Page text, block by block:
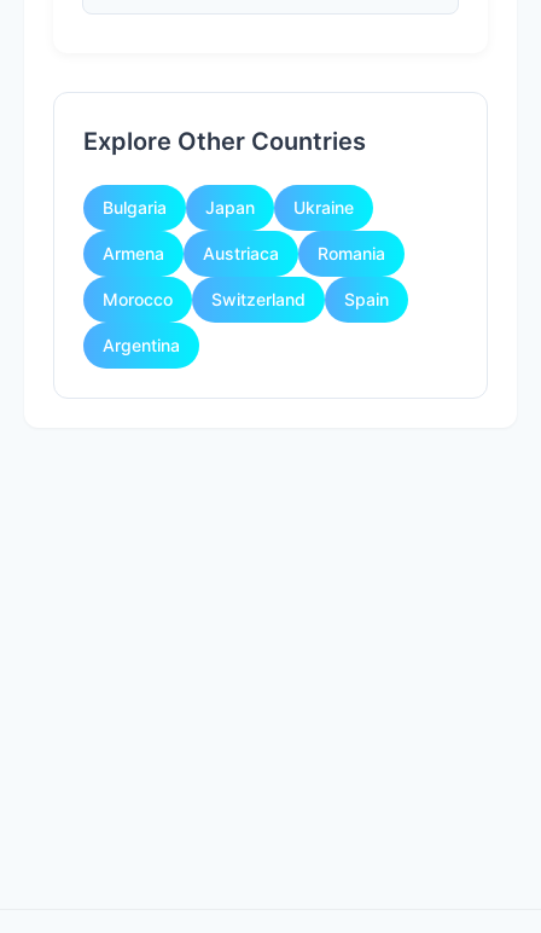
Explore Other Countries
Bulgaria Japan Ukraine
Armena Austriaca Romania
Morocco Switzerland Spain
Argentina